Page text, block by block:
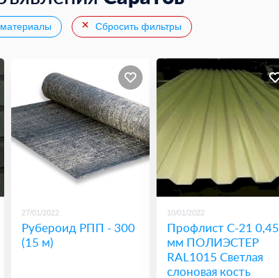
Сбросить фильтры
27/01/2022
Рубероид РПП - 300
(15 м)
10/01/2022
Профлист С-21 0,45
мм ПОЛИЭСТЕР
RAL1015 Светлая
слоновая кость